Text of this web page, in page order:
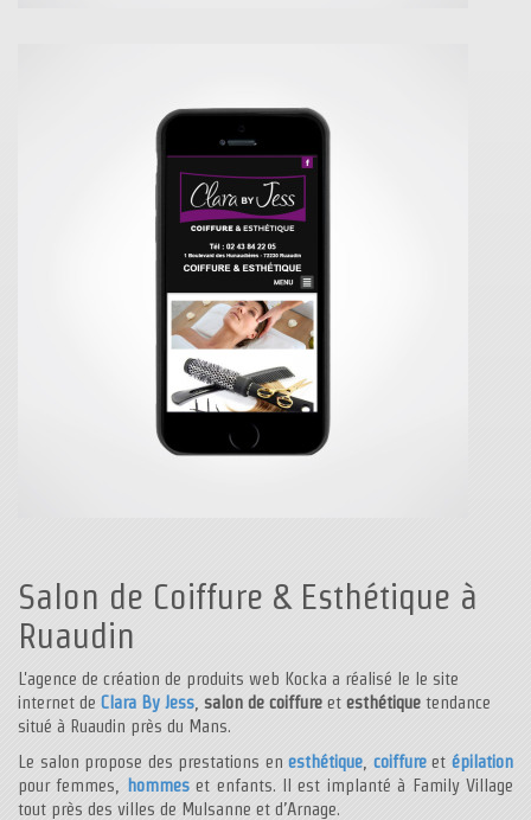
Salon de Coiffure & Esthétique à
Ruaudin
L'agence de création de produits web Kocka a réalisé le le site
internet de Clara By Jess salon de coiffure et esthétique tendance
situé à Ruaudin près du Mans.
Le salon propose des prestations enesthétique coiffureetépilation
pour femmes,
hommeset enfants. Il est implanté à Family Village
tout près des villes de Mulsanne et d’Arnage.